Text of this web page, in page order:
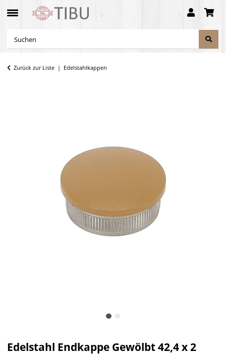
Zurück zur Liste Edelstahlkappen
Edelstahl Endkappe Gewölbt 42,4 x 2